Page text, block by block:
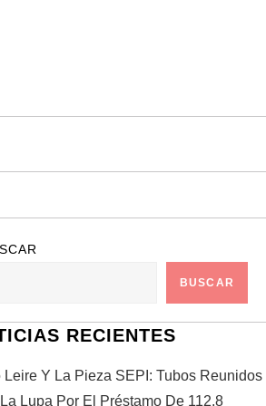
BUSCAR
RECIENTES
Leire Y La Pieza SEPI: Tubos Reunidos
Lupa Por El Préstamo De 112,8